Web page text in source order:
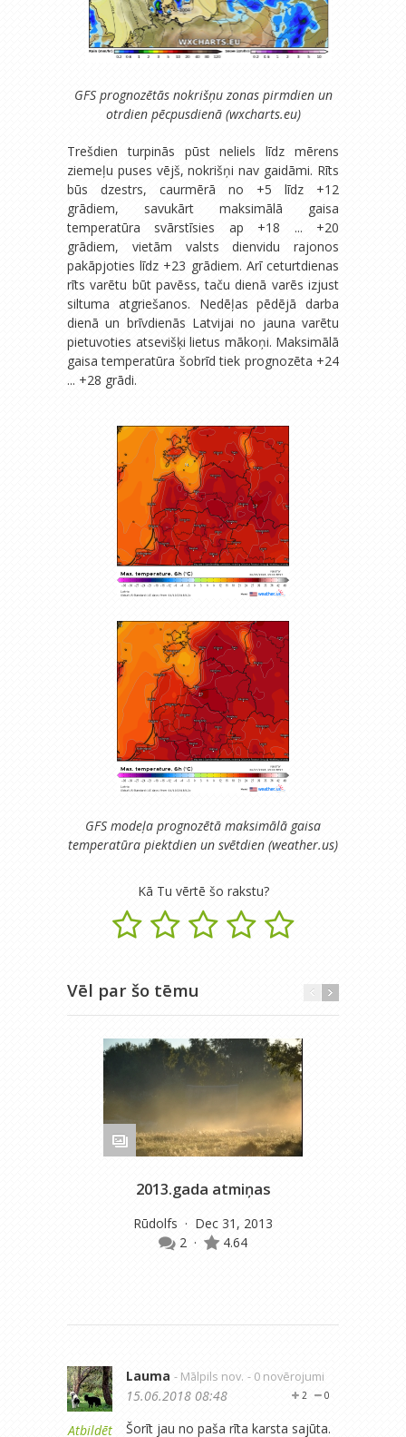
GFS prognozētās nokrišņu zonas pirmdien un
otrdien pēcpusdienā (wxcharts.eu)
Trešdien turpinās pūst neliels līdz mērens
ziemeļu puses vējš, nokrišņi nav gaidāmi. Rīts
būs dzestrs, caurmērā no +5 līdz +12
grādiem, savukārt maksimālā gaisa
temperatūra svārstīsies ap +18 ... +20
grādiem, vietām valsts dienvidu rajonos
pakāpjoties līdz +23 grādiem. Arī ceturtdienas
rīts varētu būt pavēss, taču dienā varēs izjust
siltuma atgriešanos. Nedēļas pēdējā darba
dienā un brīvdienās Latvijai no jauna varētu
pietuvoties atsevišķi lietus mākoņi. Maksimālā
gaisa temperatūra šobrīd tiek prognozēta +24
... +28 grādi.
GFS modeļa prognozētā maksimālā gaisa
temperatūra piektdien un svētdien (weather.us)
Kā Tu vērtē šo rakstu?
Vēl par šo tēmu
2013.gada atmiņas
Rūdolfs · Dec 31, 2013
2 · 4.64
Atbildēt
Lauma - Mālpils nov. - 0 novērojumi
0
2
15.06.2018 08:48
Šorīt jau no paša rīta karsta sajūta.